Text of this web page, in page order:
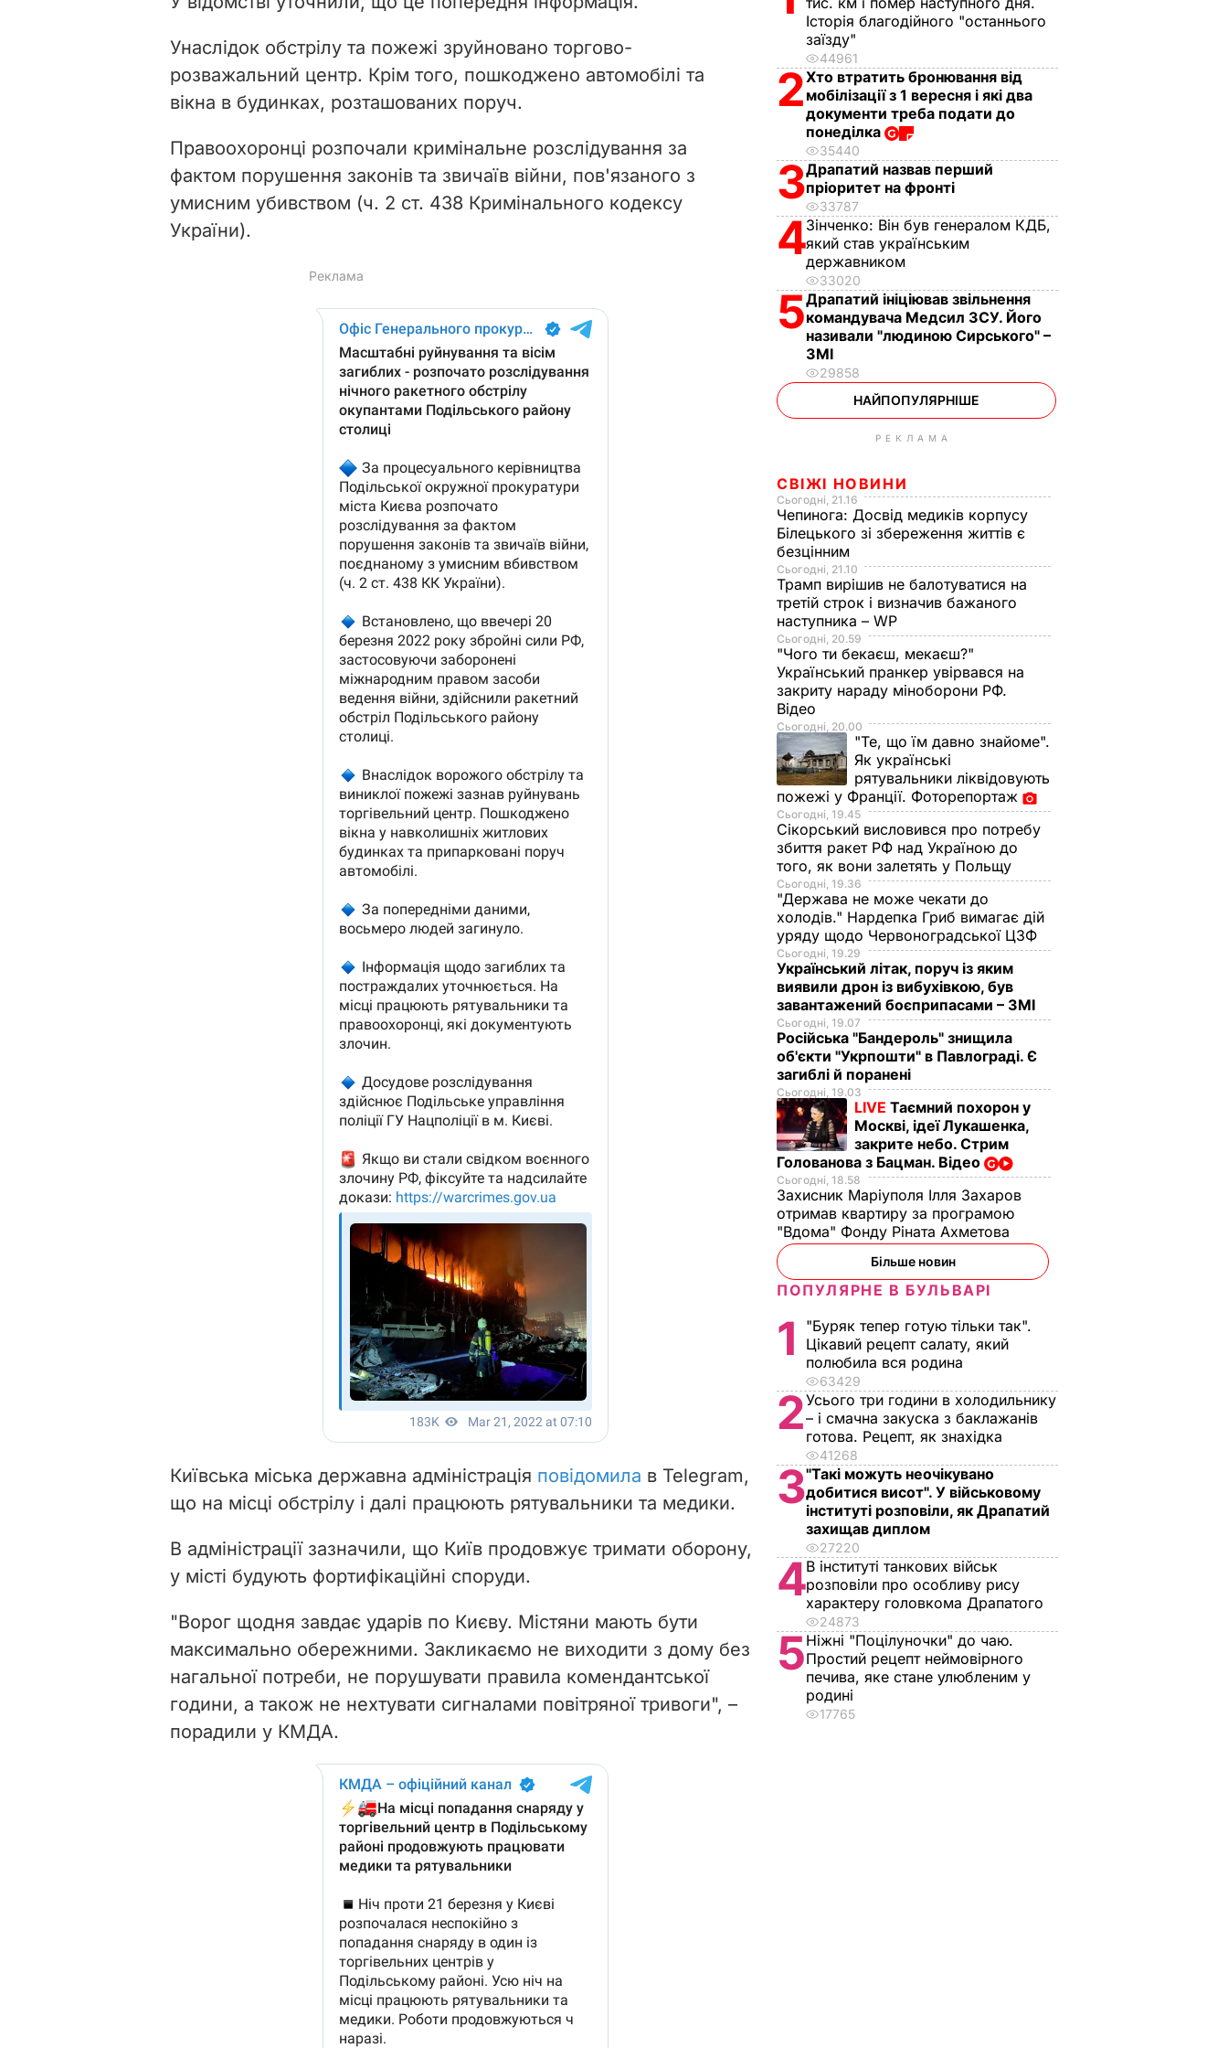
d
e
o
Унаслідок обстрілу та пожежі зруйновано торгово-
розважальний центр. Крім того, пошкоджено автомобілі та
вікна в будинках, розташованих поруч.
Правоохоронці розпочали кримінальне розслідування за
фактом порушення законів та звичаїв війни, пов'язаного з
умисним убивством (ч. 2 ст. 438 Кримінального кодексу
України).
Київська міська державна адміністрація повідомила в Telegram,
що на місці обстрілу і далі працюють рятувальники та медики.
В адміністрації зазначили, що Київ продовжує тримати оборону,
у місті будують фортифікаційні споруди.
"Ворог щодня завдає ударів по Києву. Містяни мають бути
максимально обережними. Закликаємо не виходити з дому без
нагальної потреби, не порушувати правила комендантської
години, а також не нехтувати сигналами повітряної тривоги", –
порадили у КМДА.
Історія благодійного "останнього
заїзду"
44961
2Хто втратить бронювання від
мобілізації з 1 вересня і які два
документи треба подати до
понеділка
35440
3Драпатий назвав перший
пріоритет на фронті
33787
4Зінченко: Він був генералом КДБ,
який став українським
державником
33020
5Драпатий ініціював звільнення
командувача Медсил ЗСУ. Його
називали "людиною Сирського" –
ЗМІ
29858
НАЙПОПУЛЯРНІШЕ
РЕКЛАМА
СВІЖІ НОВИНИ
Сьогодні, 21.16
Чепинога: Досвід медиків корпусу
Білецького зі збереження життів є
безцінним
Сьогодні, 21.10
Трамп вирішив не балотуватися на
третій строк і визначив бажаного
наступника – WP
Сьогодні, 20.59
"Чого ти бекаєш, мекаєш?"
Український пранкер увірвався на
закриту нараду міноборони РФ.
Відео
Сьогодні, 20.00
"Те, що їм давно знайоме".
Як українські
рятувальники ліквідовують
пожежі у Франції. Фоторепортаж
Сьогодні, 19.45
Сікорський висловився про потребу
збиття ракет РФ над Україною до
того, як вони залетять у Польщу
Сьогодні, 19.36
"Держава не може чекати до
холодів." Нардепка Гриб вимагає дій
уряду щодо Червоноградської ЦЗФ
Сьогодні, 19.29
Український літак, поруч із яким
виявили дрон із вибухівкою, був
завантажений боєприпасами – ЗМІ
Сьогодні, 19.07
Російська "Бандероль" знищила
об'єкти "Укрпошти" в Павлограді. Є
загиблі й поранені
Сьогодні, 19.03
LIVE Таємний похорон у
Москві, ідеї Лукашенка,
закрите небо. Стрим
Голованова з Бацман. Відео
Сьогодні, 18.58
Захисник Маріуполя Ілля Захаров
отримав квартиру за програмою
"Вдома" Фонду Ріната Ахметова
Більше новин
ПОПУЛЯРНЕ В БУЛЬВАРІ
1
"Буряк тепер готую тільки так".
Цікавий рецепт салату, який
полюбила вся родина
63429
2Усього три години в холодильнику
– і смачна закуска з баклажанів
готова. Рецепт, як знахідка
41268
3"Такі можуть неочікувано
добитися висот". У військовому
інституті розповіли, як Драпатий
захищав диплом
27220
4В інституті танкових військ
розповіли про особливу рису
характеру головкома Драпатого
24873
5Ніжні "Поцілуночки" до чаю.
Простий рецепт неймовірного
печива, яке стане улюбленим у
родині
17765